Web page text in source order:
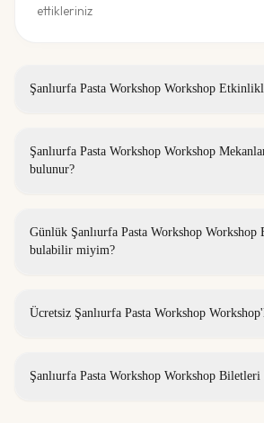
ettikleriniz
Şanlıurfa Pasta Workshop Workshop
Şanlıurfa Pasta Workshop Workshop
bulunur?
Günlük Şanlıurfa Pasta Workshop
bulabilir miyim?
Ücretsiz Şanlıurfa Pasta Workshop
Şanlıurfa Pasta Workshop Workshop Biletleri